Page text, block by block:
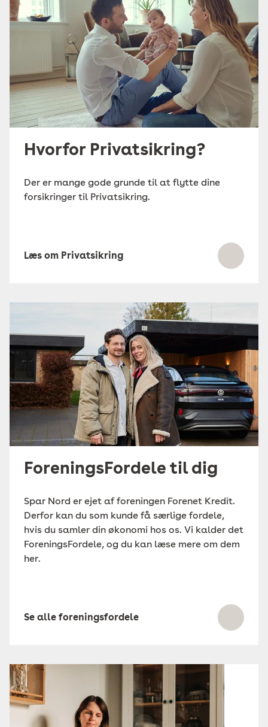
Hvorfor Privatsikring?
Der er mange gode grunde til at flytte dine
forsikringer til Privatsikring.
Læs om Privatsikring
ForeningsFordele til dig
Spar Nord er ejet af foreningen Forenet Kredit.
Derfor kan du som kunde få særlige fordele,
hvis du samler din økonomi hos os. Vi kalder det
ForeningsFordele, og du kan læse mere om dem
her.
Se alle foreningsfordele